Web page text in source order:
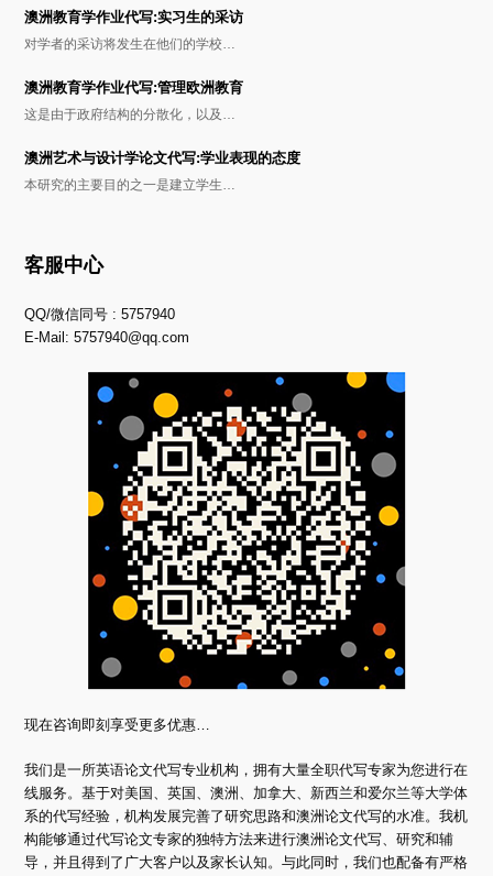
澳洲教育学作业代写:实习生的采访
对学者的采访将发生在他们的学校…
澳洲教育学作业代写:管理欧洲教育
这是由于政府结构的分散化，以及…
澳洲艺术与设计学论文代写:学业表现的态度
本研究的主要目的之一是建立学生…
客服中心
QQ/微信同号 : 5757940
E-Mail:5757940@qq.com
现在咨询即刻享受更多优惠…
我们是一所英语论文代写专业机构，拥有大量全职代写专家为您进行在
线服务。基于对美国、英国、澳洲、加拿大、新西兰和爱尔兰等大学体
系的代写经验，机构发展完善了研究思路和澳洲论文代写的水准。我机
构能够通过代写论文专家的独特方法来进行澳洲论文代写、研究和辅
导，并且得到了广大客户以及家长认知。与此同时，我们也配备有严格